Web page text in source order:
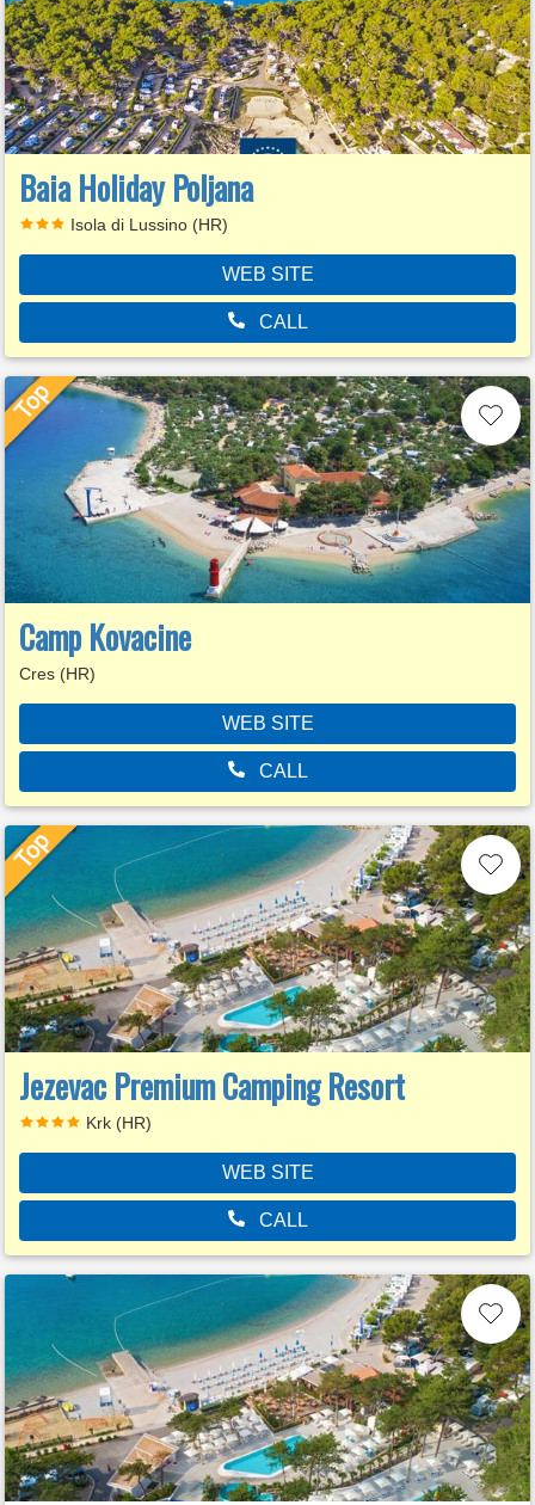
Baia Holiday Poljana
Isola di Lussino (HR)
WEB SITE
CALL
Camp Kovacine
Cres (HR)
WEB SITE
CALL
Jezevac Premium Camping Resort
Krk (HR)
WEB SITE
CALL